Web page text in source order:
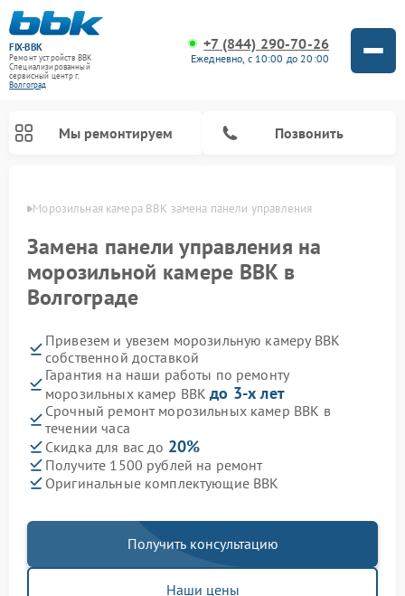
FIX-BBK
Ремонт устройств BBK
Специализированный
cервисный центр г.
Волгоград
+7 (844) 290-70-26
Ежедневно, с 10:00 до 20:00
Мы ремонтируем Позвонить
Морозильная камера BBK замена панели управления
Замена панели управления на
морозильной камере BBK в
Волгограде
Привезем и увезем морозильную камеру BBK
собственной доставкой
Гарантия на наши работы по ремонту
морозильных камер BBKдо 3-х лет
Срочный ремонт морозильных камер BBK в
течении часа
Скидка для вас до 20%
Получите 1500 рублей на ремонт
Оригинальные комплектующие BBK
Получить консультацию
Наши цены